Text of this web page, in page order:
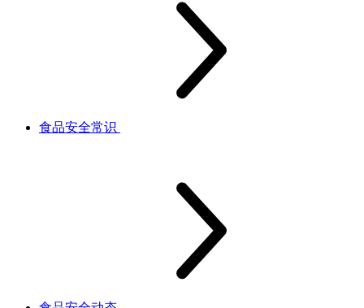
食品安全常识